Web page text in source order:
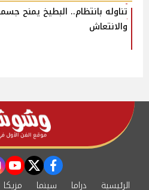
تناوله بانتظام.. البطيخ يمنح
والانتعاش
facebook
twitter
الرئيسية دراما سينما مزيكا